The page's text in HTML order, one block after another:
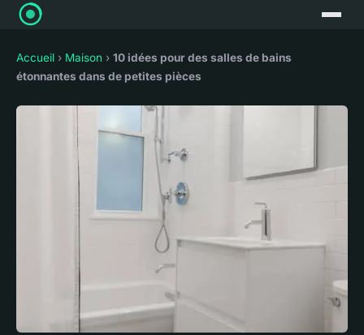
Accueil › Maison › 10 idées pour des salles de bains
étonnantes dans de petites pièces